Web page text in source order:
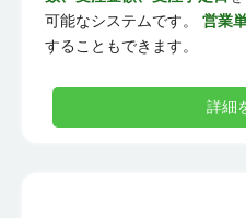
可能なシステムです。 営業
することもできます。
詳細